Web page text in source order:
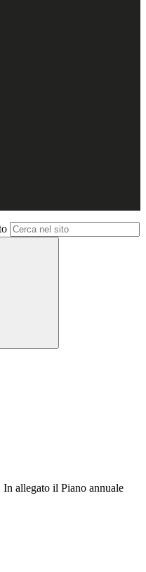
allegato il Piano annuale